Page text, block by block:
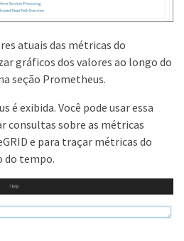
atuais das métricas do
gráficos dos valores ao longo do
seção Prometheus.
é exibida. Você pode usar essa
consultas sobre as métricas
e para traçar métricas do
do tempo.